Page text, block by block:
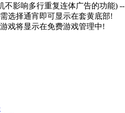
影响多行重复连体广告的功能) --
选择通宵即可显示在套黄底部!
戏将显示在免费游戏管理中!